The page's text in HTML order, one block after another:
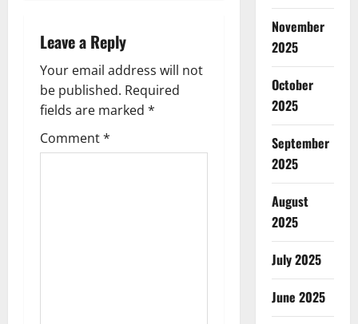
i
g
a
t
Leave a Reply
Your email address will not
be published. Required
fields are marked *
Comment*
November
2025
October
2025
September
2025
August
2025
July 2025
June 2025